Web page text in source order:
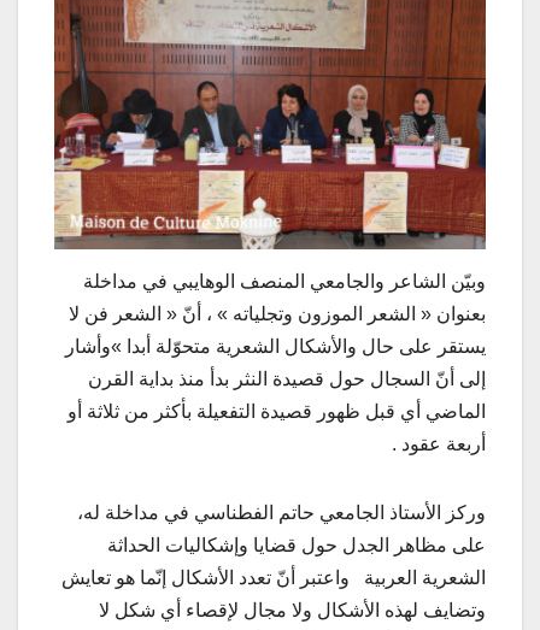
وبيّن الشاعر والجامعي المنصف الوهايبي في مداخلة
بعنوان « الشعر الموزون وتجلياته » ، أنّ « الشعر فن لا
يستقر على حال والأشكال الشعرية متحوّلة أبدا »وأشار
إلى أنّ السجال حول قصيدة النثر بدأ منذ بداية القرن
الماضي أي قبل ظهور قصيدة التفعيلة بأكثر من ثلاثة أو
أربعة عقود .
وركز الأستاذ الجامعي حاتم الفطناسي في مداخلة له،
على مظاهر الجدل حول قضايا وإشكاليات الحداثة
الشعرية العربية واعتبر أنّ تعدد الأشكال إنّما هو تعايش
وتضايف لهذه الأشكال ولا مجال لإقصاء أي شكل لا